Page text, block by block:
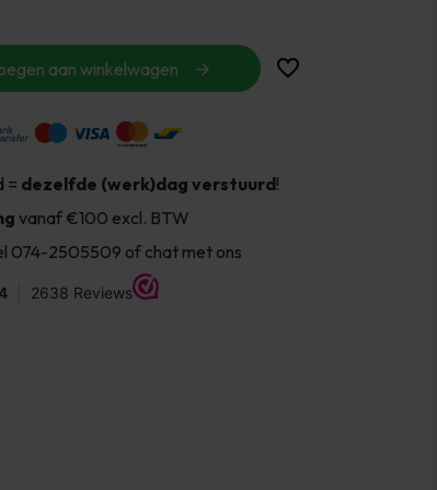
aan winkelwagen
= dezelfde (werk)dag verstuurd!
vanaf €100 excl. BTW
074-2505509 of chat met ons